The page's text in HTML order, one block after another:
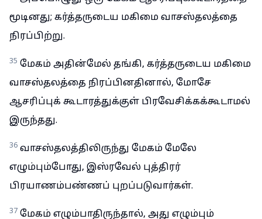
மூடினது; கர்த்தருடைய மகிமை வாசஸ்தலத்தை
நிரப்பிற்று.
35 மேகம் அதின்மேல் தங்கி, கர்த்தருடைய மகிமை
வாசஸ்தலத்தை நிரப்பினதினால், மோசே
ஆசரிப்புக் கூடாரத்துக்குள் பிரவேசிக்கக்கூடாமல்
இருந்தது.
36 வாசஸ்தலத்திலிருந்து மேகம் மேலே
எழும்பும்போது, இஸ்ரவேல் புத்திரர்
பிரயாணம்பண்ணப் புறப்படுவார்கள்.
37 மேகம் எழும்பாதிருந்தால், அது எழும்பும்